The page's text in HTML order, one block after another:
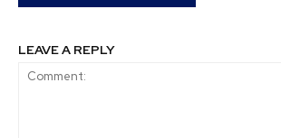
LEAVE A REPLY